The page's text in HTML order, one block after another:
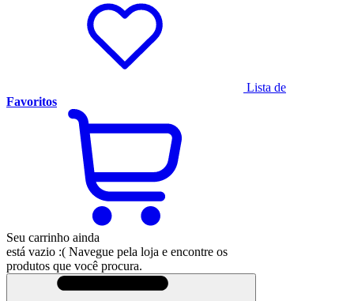
Lista de
Favoritos
Seu carrinho ainda
está vazio :( Navegue pela loja e encontre os
produtos que você procura.